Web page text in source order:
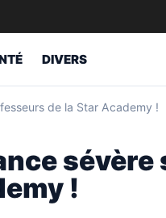
DIVERS
de la Star Academy !
!